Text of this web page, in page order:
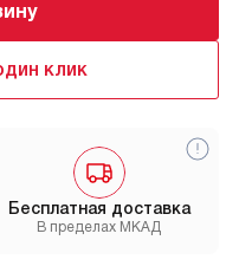
клик
Бесплатная доставка
В пределах МКАД